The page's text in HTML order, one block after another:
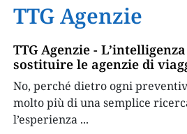
TTG Agenzie
TTG Agenzie -
sostituire le agenzie di
No, perché dietro ogni
molto più di una semplice
l’esperienza ...